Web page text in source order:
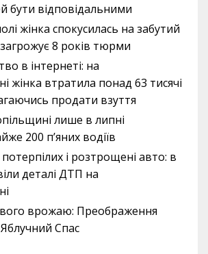
бути відповідальними
жінка спокусилась на забутий
8 років тюрми
в інтернеті: на
жінка втратила понад 63 тисячі
продати взуття
лише в липні
200 п’яних водіїв
і розтрощені авто: в
деталі ДТП на
врожаю: Преображення
Спас